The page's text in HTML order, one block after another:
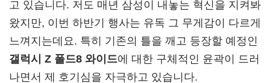
고 있습니다. 저도 매년 삼성이 내놓는 혁신을 지켜봐
왔지만, 이번 하반기 행사는 유독 그 무게감이 다르게
느껴지는데요. 특히 기존의 틀을 깨고 등장할 예정인
갤럭시 Z 폴드8 와이드에 대한 구체적인 윤곽이 드러
나면서 제 호기심을 자극하고 있습니다.